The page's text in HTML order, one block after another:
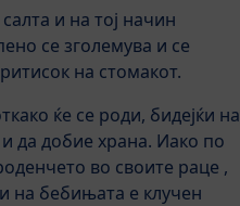
и на тој начин
се зголемува и се
на стомакот.
ќе се роди, бидејќи на
да добие храна. Иако по
во своите раце ,
на бебињата е клучен